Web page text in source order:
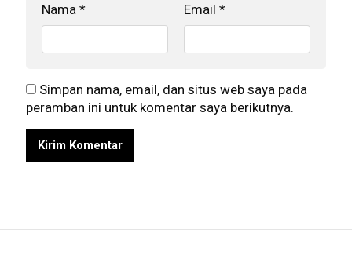
Nama * Email *
Simpan nama, email, dan situs web saya pada
peramban ini untuk komentar saya berikutnya.